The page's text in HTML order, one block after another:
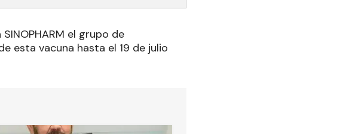
el grupo de
esta vacuna hasta el 19 de julio